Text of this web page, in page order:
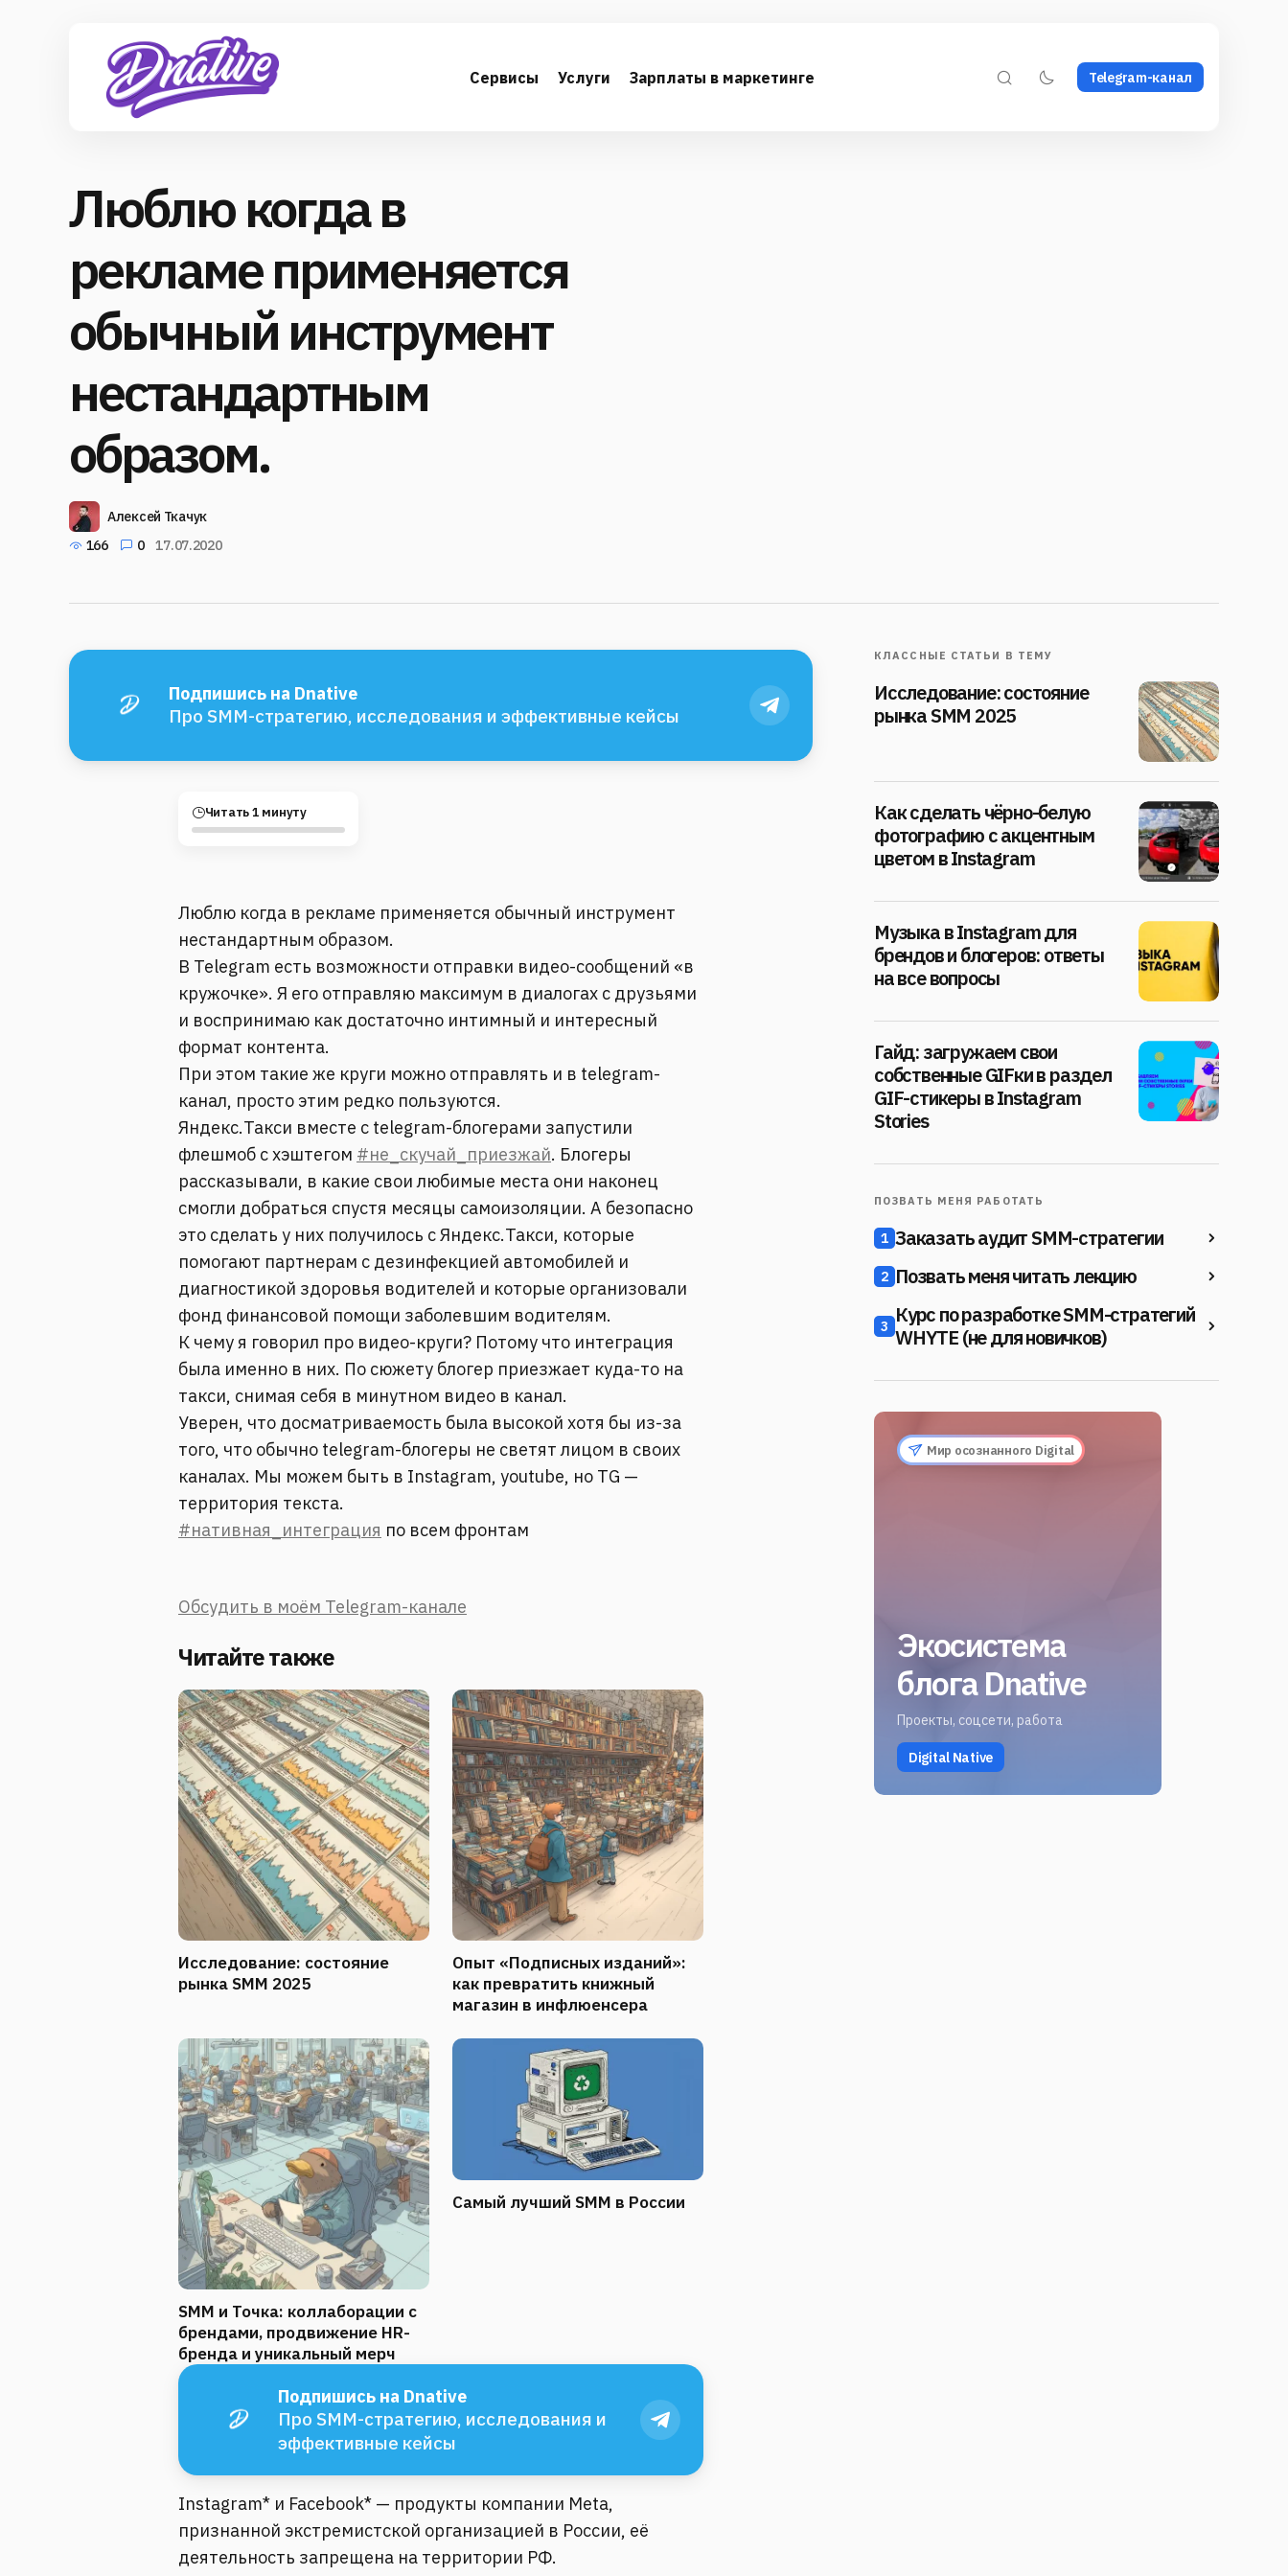
Сервисы Услуги Зарплаты в маркетинге Telegram-канал
Люблю когда в
рекламе применяется
обычный инструмент
нестандартным
образом.
Алексей Ткачук
166
0 17.07.2020
Подпишись на Dnative
Про SMM-стратегию, исследования и эффективные кейсы
Читать 1 минуту
Люблю когда в рекламе применяется обычный инструмент
нестандартным образом.
В Telegram есть возможности отправки видео-сообщений «в
кружочке». Я его отправляю максимум в диалогах с друзьями
и воспринимаю как достаточно интимный и интересный
формат контента.
При этом такие же круги можно отправлять и в telegram-
канал, просто этим редко пользуются.
Яндекс.Такси вместе с telegram-блогерами запустили
флешмоб с хэштегом #не_скучай_приезжай. Блогеры
рассказывали, в какие свои любимые места они наконец
смогли добраться спустя месяцы самоизоляции. А безопасно
это сделать у них получилось с Яндекс.Такси, которые
помогают партнерам с дезинфекцией автомобилей и
диагностикой здоровья водителей и которые организовали
фонд финансовой помощи заболевшим водителям.
К чему я говорил про видео-круги? Потому что интеграция
была именно в них. По сюжету блогер приезжает куда-то на
такси, снимая себя в минутном видео в канал.
Уверен, что досматриваемость была высокой хотя бы из-за
того, что обычно telegram-блогеры не светят лицом в своих
каналах. Мы можем быть в Instagram, youtube, но TG —
территория текста.
#нативная_интеграция по всем фронтам
Обсудить в моём Telegram-канале
Читайте также
Исследование: состояние
рынка SMM 2025
Опыт «Подписных изданий»:
как превратить книжный
магазин в инфлюенсера
SMM и Точка: коллаборации с
брендами, продвижение HR-
бренда и уникальный мерч
Самый лучший SMM в России
Подпишись на Dnative
Про SMM-стратегию, исследования и
эффективные кейсы
Instagram* и Facebook* — продукты компании Meta,
признанной экстремистской организацией в России, её
деятельность запрещена на территории РФ.
КЛАССНЫЕ СТАТЬИ В ТЕМУ
Исследование: состояние
рынка SMM 2025
Как сделать чёрно-белую
фотографию с акцентным
цветом в Instagram
Музыка в Instagram для
брендов и блогеров: ответы
на все вопросы
Гайд: загружаем свои
собственные GIFки в раздел
GIF-стикеры в Instagram
Stories
ПОЗВАТЬ МЕНЯ РАБОТАТЬ
1 Заказать аудит SMM-стратегии
2 Позвать меня читать лекцию
3 Курс по разработке SMM-стратегий
WHYTE (не для новичков)
Мир осознанного Digital
Экосистема
блога Dnative
Проекты, соцсети, работа
Digital Native